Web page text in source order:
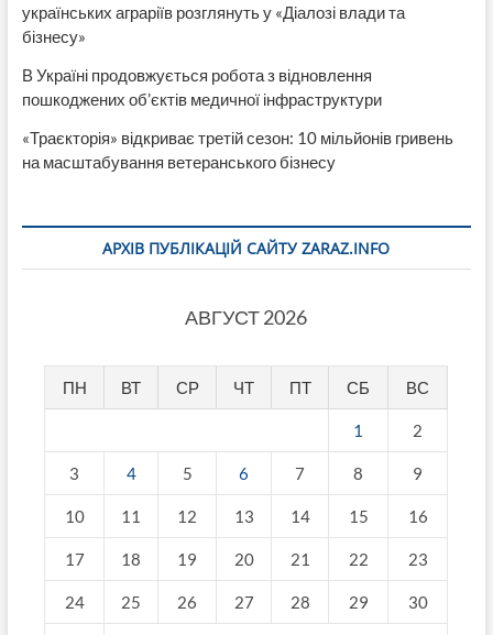
українських аграріїв розглянуть у «Діалозі влади та
бізнесу»
В Україні продовжується робота з відновлення
пошкоджених об’єктів медичної інфраструктури
«Траєкторія» відкриває третій сезон: 10 мільйонів гривень
на масштабування ветеранського бізнесу
АРХІВ ПУБЛІКАЦІЙ САЙТУ ZARAZ.INFO
АВГУСТ 2026
ПН ВТ СР ЧТ ПТ СБ ВС
1 2
3 4 5 6 7 8 9
10 11 12 13 14 15 16
17 18 19 20 21 22 23
24 25 26 27 28 29 30